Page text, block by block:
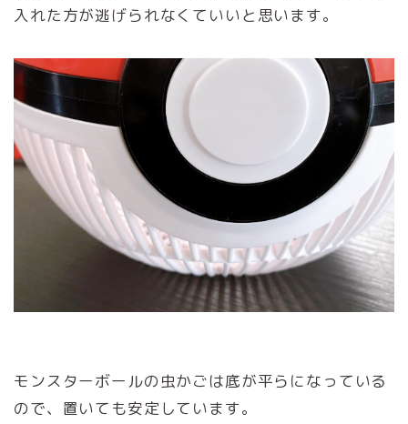
入れた方が逃げられなくていいと思います。
モンスターボールの虫かごは底が平らになっている
ので、置いても安定しています。